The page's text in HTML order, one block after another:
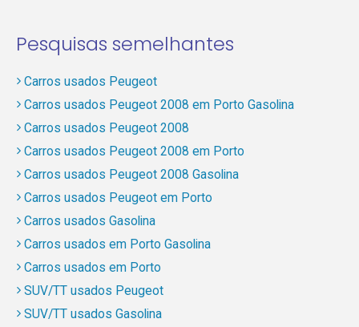
Pesquisas semelhantes
Carros usados Peugeot
Carros usados Peugeot 2008 em Porto Gasolina
Carros usados Peugeot 2008
Carros usados Peugeot 2008 em Porto
Carros usados Peugeot 2008 Gasolina
Carros usados Peugeot em Porto
Carros usados Gasolina
Carros usados em Porto Gasolina
Carros usados em Porto
SUV/TT usados Peugeot
SUV/TT usados Gasolina